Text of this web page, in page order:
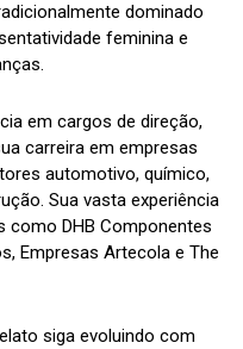
dominado
feminina e
em cargos de direção,
carreira em empresas
automotivo, químico,
Sua vasta experiência
como DHB Componentes
Empresas Artecola e The
siga evoluindo com